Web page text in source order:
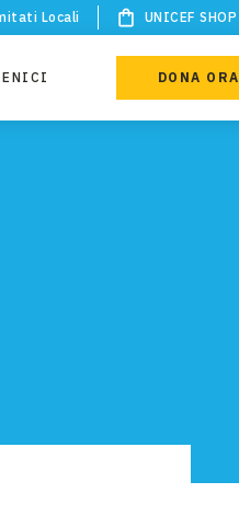
Locali UNICEF SHOP
DONA ORA